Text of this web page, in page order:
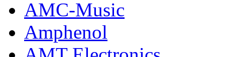
AMC-Music
Amphenol